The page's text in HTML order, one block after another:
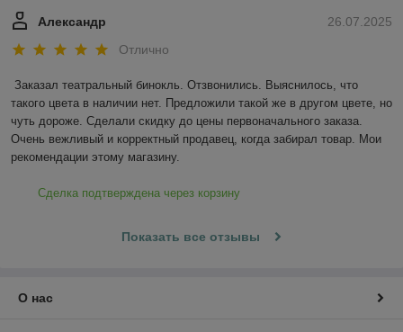
26.07.2025
Александр
Отлично
Заказал театральный бинокль. Отзвонились. Выяснилось, что
такого цвета в наличии нет. Предложили такой же в другом цвете, но
чуть дороже. Сделали скидку до цены первоначального заказа.
Очень вежливый и корректный продавец, когда забирал товар. Мои
рекомендации этому магазину.
Сделка подтверждена через корзину
Показать все отзывы
О нас